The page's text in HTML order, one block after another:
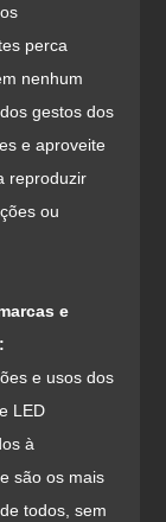
perca
nenhum
gestos dos
e aproveite
reproduzir
ou
e
e usos dos
LED
à
são os mais
todos, sem